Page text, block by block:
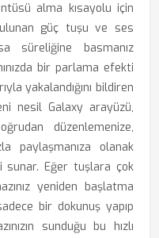
alma kısayolu için
güç tuşu ve ses
süreliğine basmanız
bir parlama efekti
yakalandığını bildiren
nesil Galaxy arayüzü,
düzenlemenize,
paylaşmanıza olanak
sunar. Eğer tuşlara çok
yeniden başlatma
bir dokunuş yapıp
sunduğu bu hızlı